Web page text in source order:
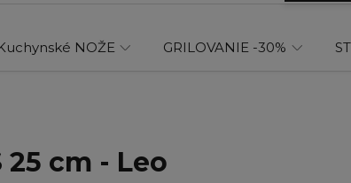
NOŽE GRILOVANIE -30%
cm - Leo